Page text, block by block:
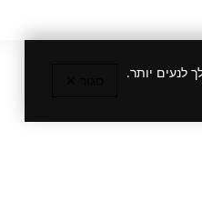
לנעים יותר.